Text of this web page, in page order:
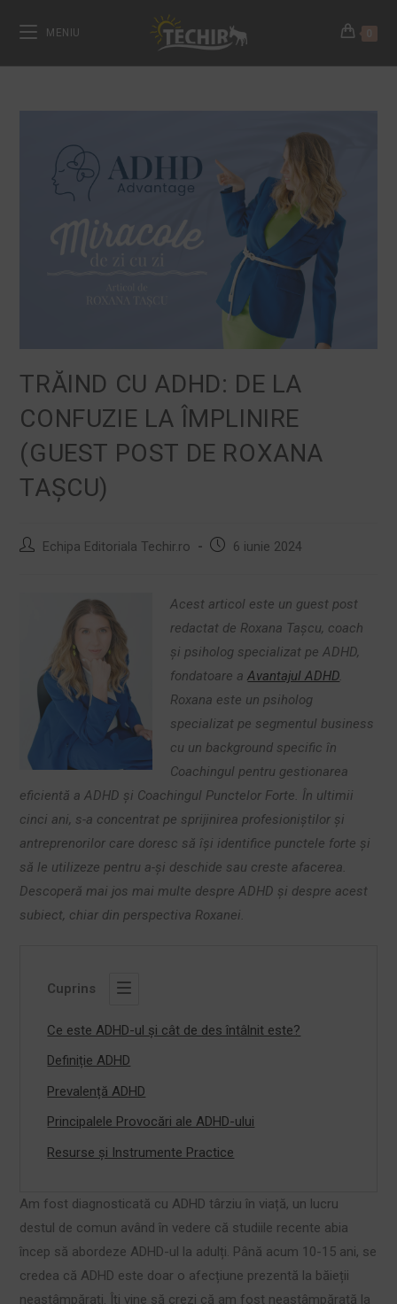
MENIU
TRĂIND CU ADHD: DE LA
CONFUZIE LA ÎMPLINIRE
(GUEST POST DE ROXANA
TAȘCU)
Echipa Editoriala Techir.ro 6 iunie 2024
Acest articol este un guest post
redactat de Roxana Tașcu, coach
și psiholog specializat pe ADHD,
fondatoare aAvantajul ADHD.
Roxana este un psiholog
specializat pe segmentul business
cu un background specific în
Coachingul pentru gestionarea
eficientă a ADHD și Coachingul Punctelor Forte. În ultimii
cinci ani, s-a concentrat pe sprijinirea profesioniștilor și
antreprenorilor care doresc să își identifice punctele forte și
să le utilizeze pentru a-și deschide sau creste afacerea.
Descoperă mai jos mai multe despre ADHD și despre acest
subiect, chiar din perspectiva Roxanei.
Cuprins
Ce este ADHD-ul și cât de des întâlnit este?
Definiție ADHD
Prevalență ADHD
Principalele Provocări ale ADHD-ului
Resurse și Instrumente Practice
Am fost diagnosticată cu ADHD târziu în viață, un lucru
destul de comun având în vedere că studiile recente abia
încep să abordeze ADHD-ul la adulți. Până acum 10-15 ani, se
credea că ADHD este doar o afecțiune prezentă la băieții
neastâmpărați. Îți vine să crezi că am fost neastâmpărată la